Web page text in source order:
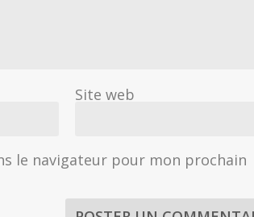
Site web
le navigateur pour mon prochain